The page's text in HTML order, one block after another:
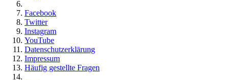
Facebook
Twitter
Instagram
YouTube
Datenschutzerklärung
Impressum
Häufig gestellte Fragen